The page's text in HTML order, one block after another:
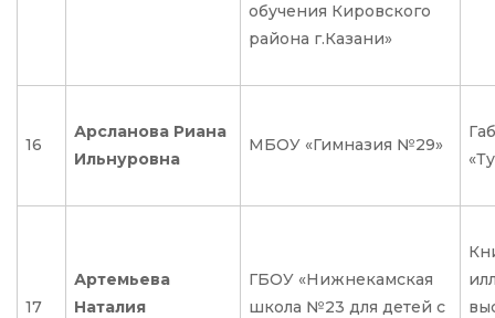
обучения Кировского
района г.Казани»
16
Арсланова Риана
Ильнуровна
МБОУ «Гимназия №29»
17
Артемьева
Наталия
ГБОУ «Нижнекамская
школа №23 для детей с